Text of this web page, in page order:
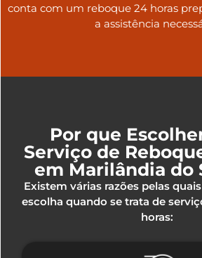
conta com um reboque 24 horas
a assistência
Por que
Serviço de
em Marilândia do
Existem várias razões pelas
escolha quando se trata de
horas: